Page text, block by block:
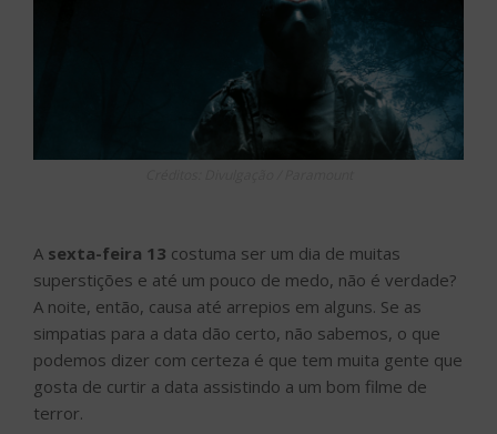
A sexta-feira 13 costuma ser um dia de muitas
superstições e até um pouco de medo, não é verdade?
A noite, então, causa até arrepios em alguns. Se as
simpatias para a data dão certo, não sabemos, o que
podemos dizer com certeza é que tem muita gente que
gosta de curtir a data assistindo a um bom filme de
terror.